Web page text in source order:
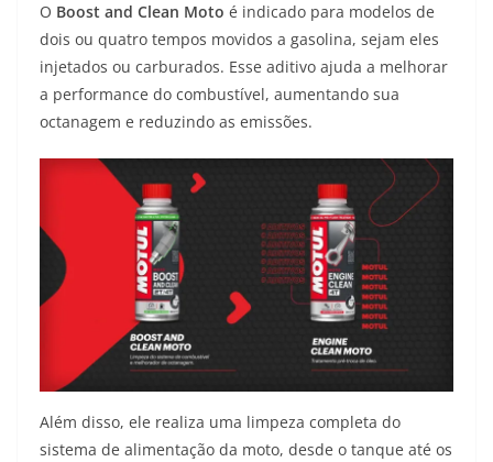
O Boost and Clean Moto é indicado para modelos de
dois ou quatro tempos movidos a gasolina, sejam eles
injetados ou carburados. Esse aditivo ajuda a melhorar
a performance do combustível, aumentando sua
octanagem e reduzindo as emissões.
Além disso, ele realiza uma limpeza completa do
sistema de alimentação da moto, desde o tanque até os